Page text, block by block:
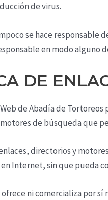
de virus.
se hace responsable
en modo
DE
deAbadía de Tortoreos
de búsqueda que
directorios y
Internet, sin que pueda
ofrece ni comercializa por